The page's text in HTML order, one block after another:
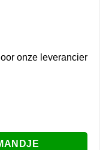
onze leverancier